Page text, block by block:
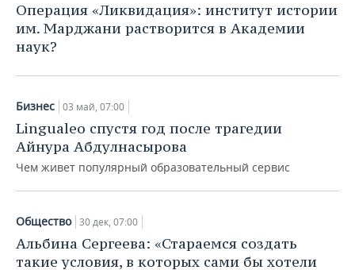
Операция «Ликвидация»: институт истории
им. Марджани растворится в Академии
наук?
Бизнес 03 май, 07:00
Lingualeo спустя год после трагедии
Айнура Абдулнасырова
Чем живет популярный образовательный сервис
Общество 30 дек, 07:00
Альбина Сергеева: «Стараемся создать
такие условия, в которых сами бы хотели